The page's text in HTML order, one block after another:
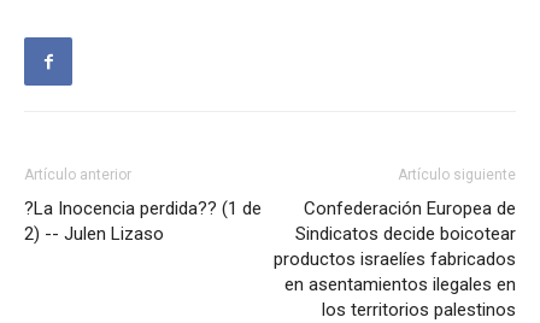
Artículo anterior
?La Inocencia perdida?? (1 de
2) -- Julen Lizaso
Artículo siguiente
Confederación Europea de
Sindicatos decide boicotear
productos israelíes fabricados
en asentamientos ilegales en
los territorios palestinos